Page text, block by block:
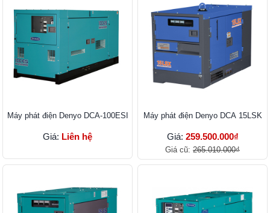
Máy phát điện Denyo DCA-100ESI
Giá: Liên hệ
Máy phát điện Denyo DCA 15LSK
Giá: 259.500.000₫
Giá cũ: 265.010.000₫